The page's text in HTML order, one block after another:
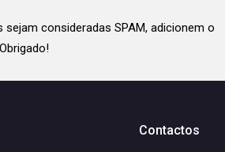
consideradas SPAM, adicionem o
Contactos